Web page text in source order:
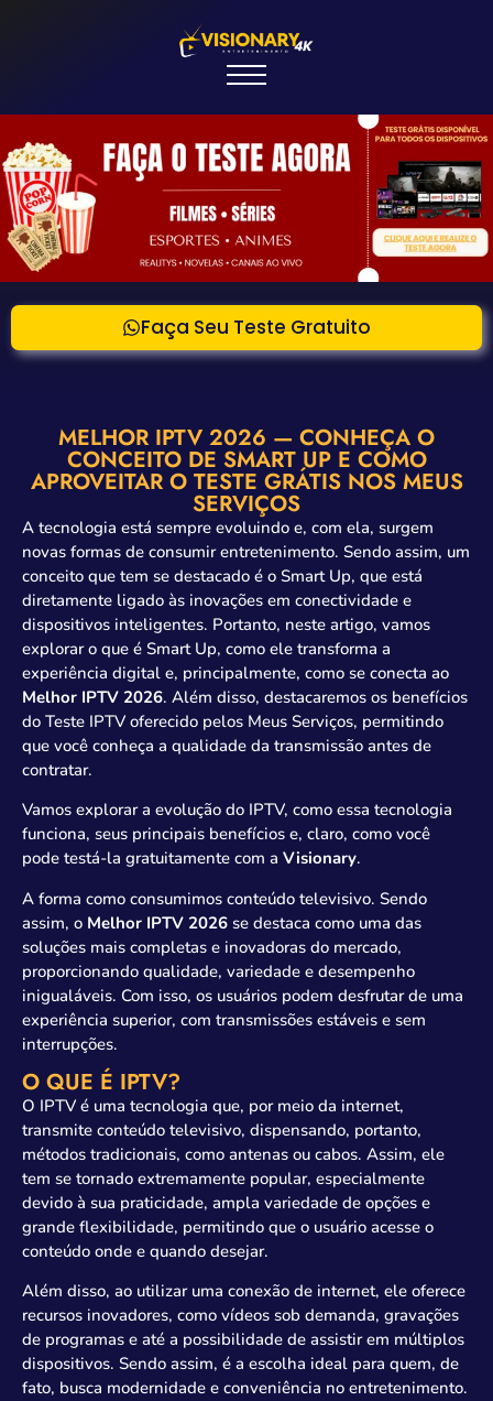
Faça Seu Teste Gratuito
MELHOR IPTV 2026 — CONHEÇA O
CONCEITO DE SMART UP E COMO
APROVEITAR O TESTE GRÁTIS NOS MEUS
SERVIÇOS
A tecnologia está sempre evoluindo e, com ela, surgem
novas formas de consumir entretenimento. Sendo assim, um
conceito que tem se destacado é o Smart Up, que está
diretamente ligado às inovações em conectividade e
dispositivos inteligentes. Portanto, neste artigo, vamos
explorar o que é Smart Up, como ele transforma a
experiência digital e, principalmente, como se conecta ao
Melhor IPTV 2026. Além disso, destacaremos os benefícios
do Teste IPTV oferecido pelos Meus Serviços, permitindo
que você conheça a qualidade da transmissão antes de
contratar.
Vamos explorar a evolução do IPTV, como essa tecnologia
funciona, seus principais benefícios e, claro, como você
pode testá-la gratuitamente com a Visionary.
A forma como consumimos conteúdo televisivo. Sendo
assim, o Melhor IPTV 2026 se destaca como uma das
soluções mais completas e inovadoras do mercado,
proporcionando qualidade, variedade e desempenho
inigualáveis. Com isso, os usuários podem desfrutar de uma
experiência superior, com transmissões estáveis e sem
interrupções.
O QUE É IPTV?
O IPTV é uma tecnologia que, por meio da internet,
transmite conteúdo televisivo, dispensando, portanto,
métodos tradicionais, como antenas ou cabos. Assim, ele
tem se tornado extremamente popular, especialmente
devido à sua praticidade, ampla variedade de opções e
grande flexibilidade, permitindo que o usuário acesse o
conteúdo onde e quando desejar.
Além disso, ao utilizar uma conexão de internet, ele oferece
recursos inovadores, como vídeos sob demanda, gravações
de programas e até a possibilidade de assistir em múltiplos
dispositivos. Sendo assim, é a escolha ideal para quem, de
fato, busca modernidade e conveniência no entretenimento.